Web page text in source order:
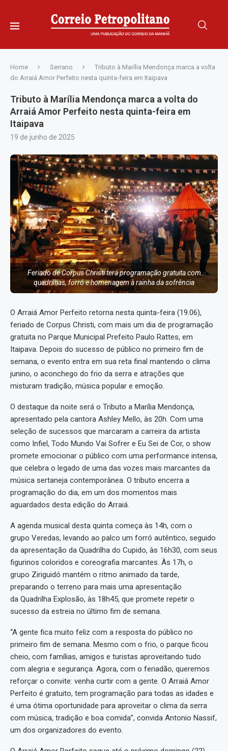
Home Serrano
Tributo à Marília Mendonça marca a volta
do Arraiá Amor Perfeito nesta quinta-feira em Itaipava
Tributo à Marília Mendonça marca a volta do
Arraiá Amor Perfeito nesta quinta-feira em
Itaipava
19 de junho de 2025
Feriado de Corpus Christi terá programação gratuita com
quadrilhas, forró e homenagem à rainha da sofrência
O Arraiá Amor Perfeito retorna nesta quinta-feira (19.06),
feriado de Corpus Christi, com mais um dia de programação
gratuita no Parque Municipal Prefeito Paulo Rattes, em
Itaipava. Depois do sucesso de público no primeiro fim de
semana, o evento entra em sua reta final mantendo o clima
junino, o aconchego do frio da serra e atrações que
misturam tradição, música popular e emoção.
O destaque da noite será o Tributo a Marília Mendonça,
apresentado pela cantora Ashley Mello, às 20h. Com uma
seleção de sucessos que marcaram a carreira da artista
como Infiel, Todo Mundo Vai Sofrer e Eu Sei de Cor, o show
promete emocionar o público com uma performance intensa,
que celebra o legado de uma das vozes mais marcantes da
música sertaneja contemporânea. O tributo encerra a
programação do dia, em um dos momentos mais
aguardados desta edição do Arraiá.
A agenda musical desta quinta começa às 14h, com o
grupo Veredas, levando ao palco um forró autêntico, seguido
da apresentação da Quadrilha do Cupido, às 16h30, com seus
figurinos coloridos e coreografia marcantes. Às 17h, o
grupo Ziriguidó mantém o ritmo animado da tarde,
preparando o terreno para mais uma apresentação
da Quadrilha Explosão, às 18h45, que promete repetir o
sucesso da estreia no último fim de semana.
“A gente fica muito feliz com a resposta do público no
primeiro fim de semana. Mesmo com o frio, o parque ficou
cheio, com famílias, amigos e turistas aproveitando tudo
com alegria e segurança. Agora, com o feriadão, queremos
reforçar o convite: venha curtir com a gente. O Arraiá Amor
Perfeito é gratuito, tem programação para todas as idades e
é uma ótima oportunidade para aproveitar o clima da serra
com música, tradição e boa comida”, convida Antonio Nassif,
um dos organizadores do evento.